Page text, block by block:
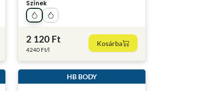
Színek
2 120 Ft
4240 Ft/l
Kosárba
HB BODY